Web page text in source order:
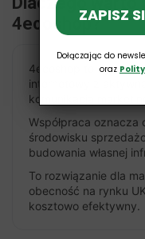
4ecoshop?
4ecoshop to
internetowy z
komunikacją
Współpraca
środowisku
budowania własnej
To rozwiązanie dla
obecność na rynku
kosztowo efektywny.
ZAPISZ
Dołączając do
oraz